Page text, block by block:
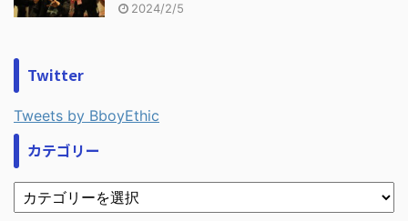
2024/2/5
Twitter
Tweets by BboyEthic
カテゴリー